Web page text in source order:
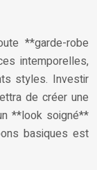
**garde-robe
intemporelles,
styles. Investir
de créer une
**look soigné**
basiques est